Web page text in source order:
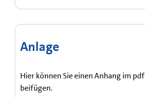
Anlage
Hier können Sie einen Anhang im
beifügen.